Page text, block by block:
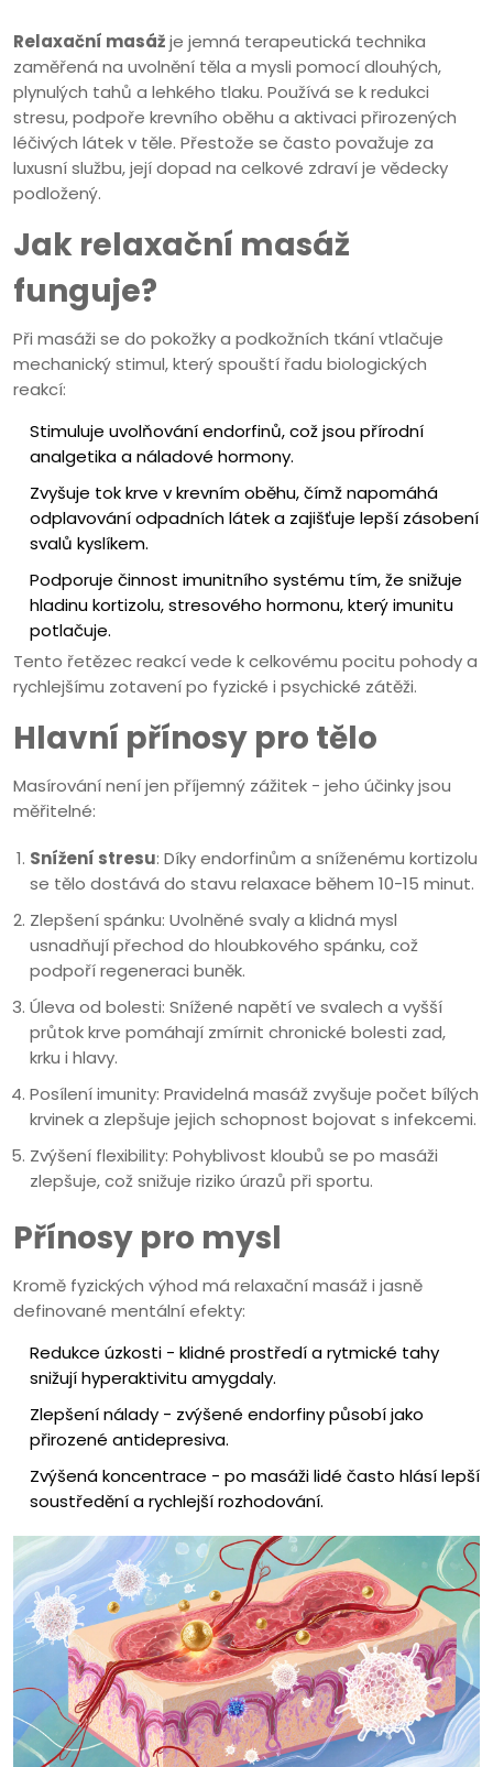
Relaxační masážje jemná terapeutická technika
zaměřená na uvolnění těla a mysli pomocí dlouhých,
plynulých tahů a lehkého tlaku. Používá se k redukci
stresu, podpoře krevního oběhu a aktivaci přirozených
léčivých látek v těle. Přestože se často považuje za
luxusní službu, její dopad na celkové zdraví je vědecky
podložený.
Jak relaxační masáž
funguje?
Při masáži se do pokožky a podkožních tkání vtlačuje
mechanický stimul, který spouští řadu biologických
reakcí:
Stimuluje uvolňováníendorfinů, což jsou přírodní
analgetika a náladové hormony.
Zvyšuje tok krve vkrevním oběhu, čímž napomáhá
odplavování odpadních látek a zajišťuje lepší zásobení
svalů kyslíkem.
Podporuje činnost imunitního systému tím, že snižuje
hladinu kortizolu, stresového hormonu, který imunitu
potlačuje.
Tento řetězec reakcí vede k celkovému pocitu pohody a
rychlejšímu zotavení po fyzické i psychické zátěži.
Hlavní přínosy pro tělo
Masírování není jen příjemný zážitek - jeho účinky jsou
měřitelné:
Snížení stresu: Díky endorfinům a sníženému kortizolu
se tělo dostává do stavu relaxace během 10-15 minut.
Zlepšení spánku: Uvolněné svaly a klidná mysl
usnadňují přechod do hloubkového spánku, což
podpoří regeneraci buněk.
Úleva od bolesti: Snížené napětí ve svalech a vyšší
průtok krve pomáhají zmírnit chronické bolesti zad,
krku i hlavy.
Posílení imunity: Pravidelná masáž zvyšuje počet bílých
krvinek a zlepšuje jejich schopnost bojovat s infekcemi.
Zvýšení flexibility: Pohyblivost kloubů se po masáži
zlepšuje, což snižuje riziko úrazů při sportu.
Přínosy pro mysl
Kromě fyzických výhod má relaxační masáž i jasně
definované mentální efekty:
Redukce úzkosti - klidné prostředí a rytmické tahy
snižují hyperaktivitu amygdaly.
Zlepšení nálady - zvýšené endorfiny působí jako
přirozené antidepresiva.
Zvýšená koncentrace - po masáži lidé často hlásí lepší
soustředění a rychlejší rozhodování.